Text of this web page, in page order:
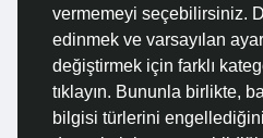
vermemeyi seçebilirsiniz.
edinmek ve varsayılan
değiştirmek için farklı
tıklayın. Bununla birlikte,
bilgisi türlerini